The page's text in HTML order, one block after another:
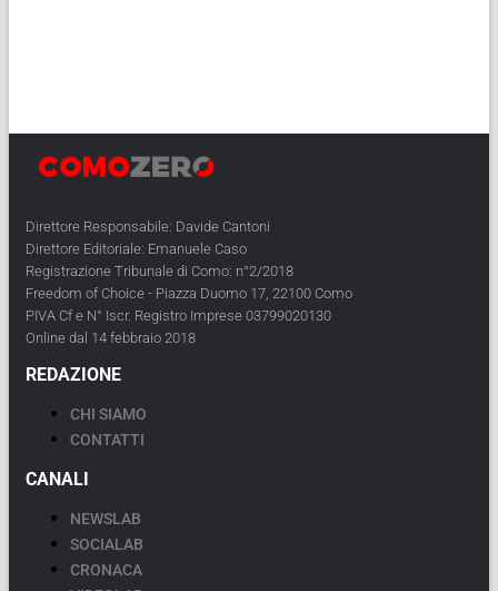
Direttore Responsabile: Davide Cantoni
Direttore Editoriale: Emanuele Caso
Registrazione Tribunale di Como: n°2/2018
Freedom of Choice - Piazza Duomo 17, 22100 Como
PIVA Cf e N° Iscr. Registro Imprese 03799020130
Online dal 14 febbraio 2018
REDAZIONE
CHI SIAMO
CONTATTI
CANALI
NEWSLAB
SOCIALAB
CRONACA